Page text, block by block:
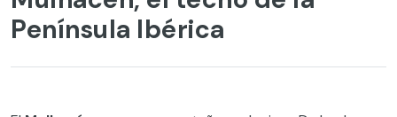
Península Ibérica